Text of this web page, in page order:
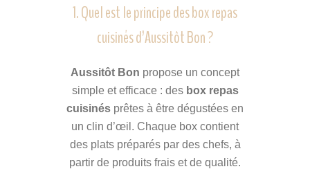
1. Quel est le principe des box repas
cuisinés d’Aussitôt Bon ?
Aussitôt Bon propose un concept
simple et efficace : des box repas
cuisinés prêtes à être dégustées en
un clin d’œil. Chaque box contient
des plats préparés par des chefs, à
partir de produits frais et de qualité.